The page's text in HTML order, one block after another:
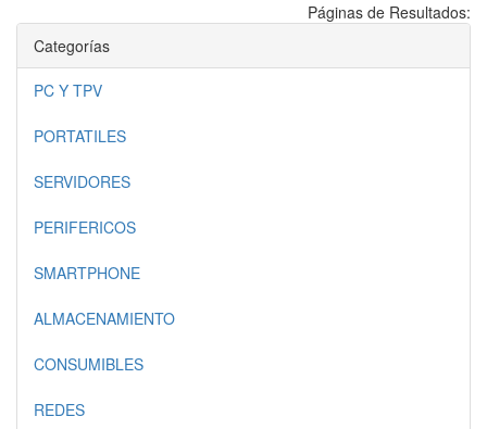
Páginas de Resultados:
Categorías
PC Y TPV
PORTATILES
SERVIDORES
PERIFERICOS
SMARTPHONE
ALMACENAMIENTO
CONSUMIBLES
REDES